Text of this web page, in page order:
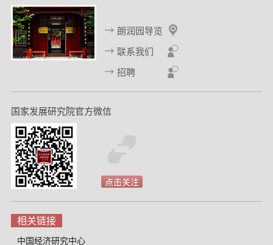
朗润园导览
联系我们
招聘
国家发展研究院官方微信
点击关注
相关链接
中国经济研究中心